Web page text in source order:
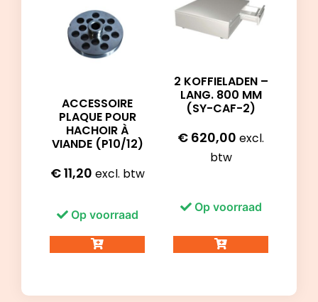
ACCESSOIRE
PLAQUE POUR
HACHOIR À
VIANDE (P10/12)
€11,20 excl. btw
Op voorraad
2 KOFFIELADEN –
LANG. 800 MM
(SY-CAF-2)
€ 620,00 excl.
btw
Op voorraad